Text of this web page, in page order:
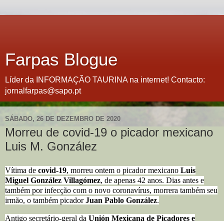
Farpas Blogue
Líder da INFORMAÇÃO TAURINA na internet! Contacto:
jornalfarpas@sapo.pt
SÁBADO, 26 DE DEZEMBRO DE 2020
Morreu de covid-19 o picador mexicano
Luis M. González
Vítima de covid-19, morreu ontem o picador mexicano Luis
Miguel González Villagómez, de apenas 42 anos. Dias antes e
também por infecção com o novo coronavírus, morrera também seu
irmão, o também picadorJuan Pablo González.
Antigo secretário-geral da Unión Mexicana de Picadores e